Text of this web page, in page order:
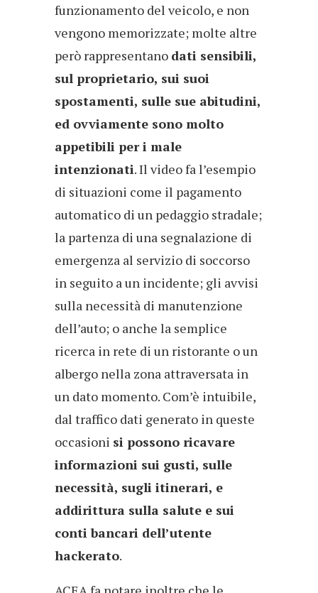
funzionamento del veicolo, e non
vengono memorizzate; molte altre
però rappresentano dati sensibili,
sul proprietario, sui suoi
spostamenti, sulle sue abitudini,
ed ovviamente sono molto
appetibili per i male
intenzionati. Il video fa l’esempio
di situazioni come il pagamento
automatico di un pedaggio stradale;
la partenza di una segnalazione di
emergenza al servizio di soccorso
in seguito a un incidente; gli avvisi
sulla necessità di manutenzione
dell’auto; o anche la semplice
ricerca in rete di un ristorante o un
albergo nella zona attraversata in
un dato momento. Com’è intuibile,
dal traffico dati generato in queste
occasioni si possono ricavare
informazioni sui gusti, sulle
necessità, sugli itinerari, e
addirittura sulla salute e sui
conti bancari dell’utente
hackerato.